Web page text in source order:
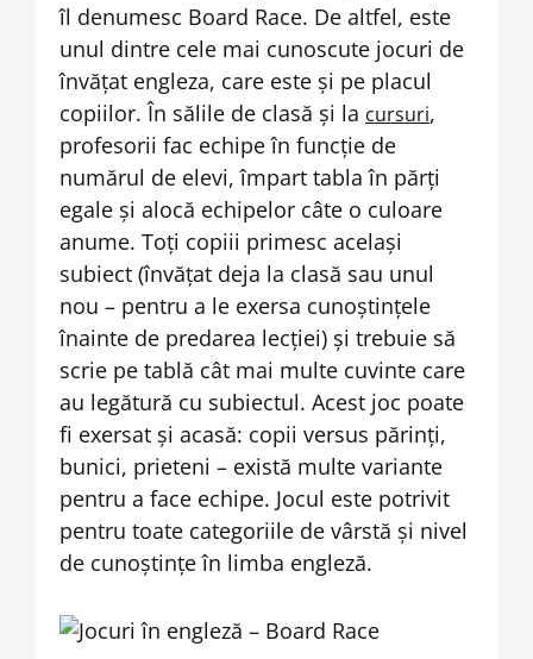
îl denumesc Board Race. De altfel, este
unul dintre cele mai cunoscute jocuri de
învățat engleza, care este și pe placul
copiilor. În sălile de clasă și la cursuri,
profesorii fac echipe în funcție de
numărul de elevi, împart tabla în părți
egale și alocă echipelor câte o culoare
anume. Toți copiii primesc același
subiect (învățat deja la clasă sau unul
nou – pentru a le exersa cunoștințele
înainte de predarea lecției) și trebuie să
scrie pe tablă cât mai multe cuvinte care
au legătură cu subiectul. Acest joc poate
fi exersat și acasă: copii versus părinți,
bunici, prieteni – există multe variante
pentru a face echipe. Jocul este potrivit
pentru toate categoriile de vârstă și nivel
de cunoștințe în limba engleză.